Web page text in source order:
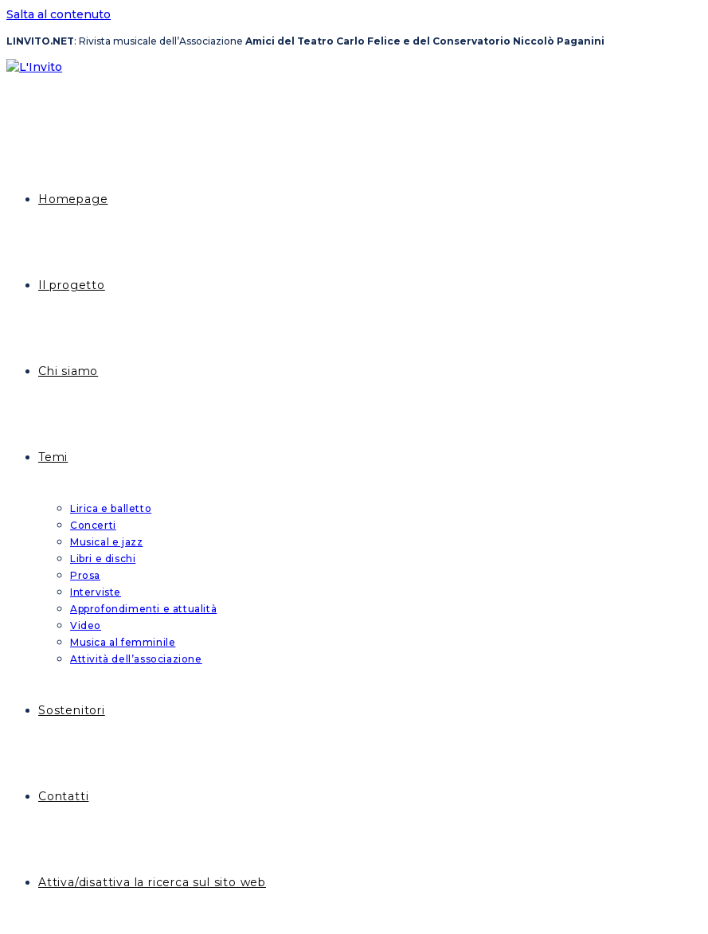
Salta al contenuto
LINVITO.NET: Rivista musicale dell’Associazione Amici del Teatro Carlo Felice e del Conservatorio Niccolò Paganini
Homepage
Il progetto
Chi siamo
Temi
Lirica e balletto
Concerti
Musical e jazz
Libri e dischi
Prosa
Interviste
Approfondimenti e attualità
Video
Musica al femminile
Attività dell’associazione
Sostenitori
Contatti
Attiva/disattiva la ricerca sul sito web